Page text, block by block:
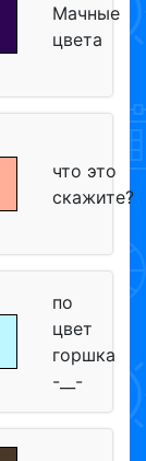
Мачные
цвета
что это
скажите?
по
цвет
горшка
-__-